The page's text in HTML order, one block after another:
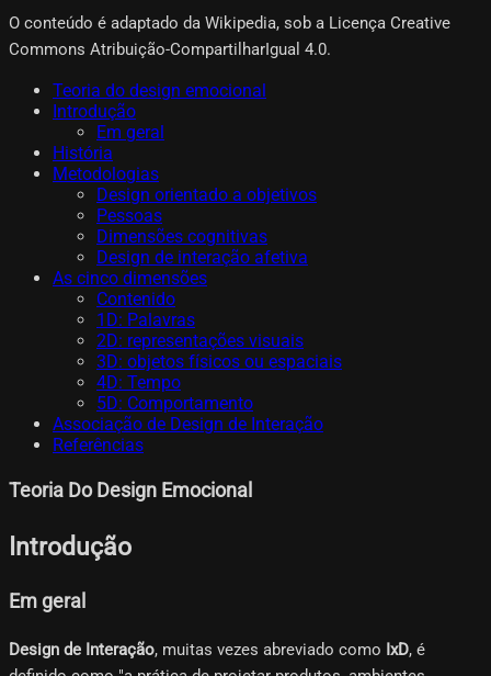
O conteúdo é adaptado da Wikipedia, sob a Licença Creative
Commons Atribuição-CompartilharIgual 4.0.
Teoria do design emocional
Introdução
Em geral
História
Metodologias
Design orientado a objetivos
Pessoas
Dimensões cognitivas
Design de interação afetiva
As cinco dimensões
Contenido
1D: Palavras
2D: representações visuais
3D: objetos físicos ou espaciais
4D: Tempo
5D: Comportamento
Associação de Design de Interação
Referências
Teoria Do Design Emocional
Introdução
Em geral
Design de Interação, muitas vezes abreviado como IxD, é